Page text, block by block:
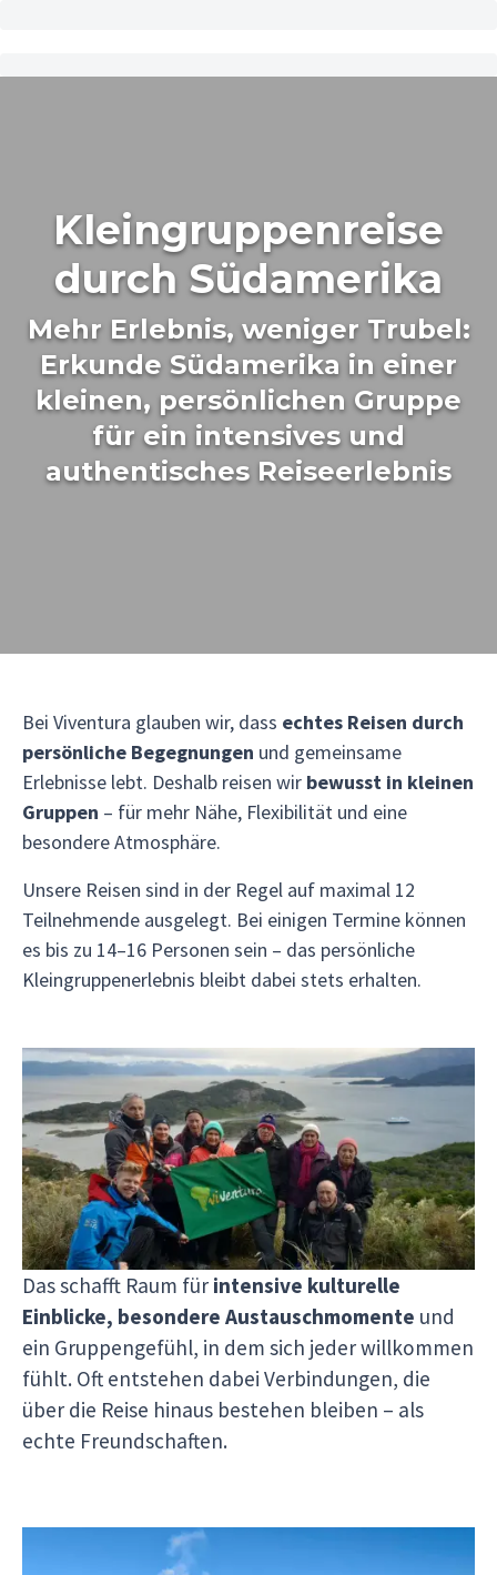
Kleingruppenreise
durch Südamerika
Mehr Erlebnis, weniger Trubel:
Erkunde Südamerika in einer
kleinen, persönlichen Gruppe
für ein intensives und
authentisches Reiseerlebnis
Bei Viventura glauben wir, dass echtes Reisen durch
persönliche Begegnungen und gemeinsame
Erlebnisse lebt. Deshalb reisen wir bewusst in kleinen
Gruppen – für mehr Nähe, Flexibilität und eine
besondere Atmosphäre.
Unsere Reisen sind in der Regel auf maximal 12
Teilnehmende ausgelegt. Bei einigen Termine können
es bis zu 14–16 Personen sein – das persönliche
Kleingruppenerlebnis bleibt dabei stets erhalten.
Mit Viventura reist du in kleinen Gruppen –für
echte Begegnungen und ein respektvolles
Miteinander mit den Menschen vor Ort
. Unsere
Reisen sind so gestaltet, dass du Südamerika in
einer warmen, persönlichen Atmosphäre erleben
kannst.
Das schafft Raum für intensive kulturelle
Einblicke, besondere Austauschmomente und
ein Gruppengefühl, in dem sich jeder willkommen
fühlt. Oft entstehen dabei Verbindungen, die
über die Reise hinaus bestehen bleiben – als
echte Freundschaften.
Durch unsere bewusst kleine Gruppengröße